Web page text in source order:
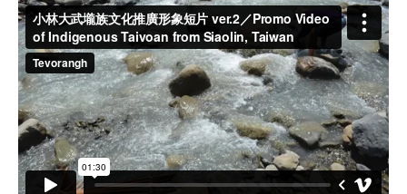
小林村故事多
五里埔
日光小林
小愛小林
媒體上的小林